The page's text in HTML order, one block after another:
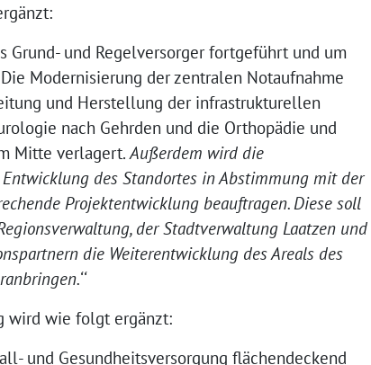
Grund- und Regelversorger fortgeführt und um
Modernisierung der zentralen Notaufnahme
und Herstellung der infrastrukturellen
nach Gehrden und die Orthopädie und
Mitte verlagert. Außerdem wird die
des Standortes in Abstimmung mit der
Projektentwicklung beauftragen. Diese soll
der Stadtverwaltung Laatzen und
die Weiterentwicklung des Areals des
wird wie folgt ergänzt:
und Gesundheitsversorgung flächendeckend